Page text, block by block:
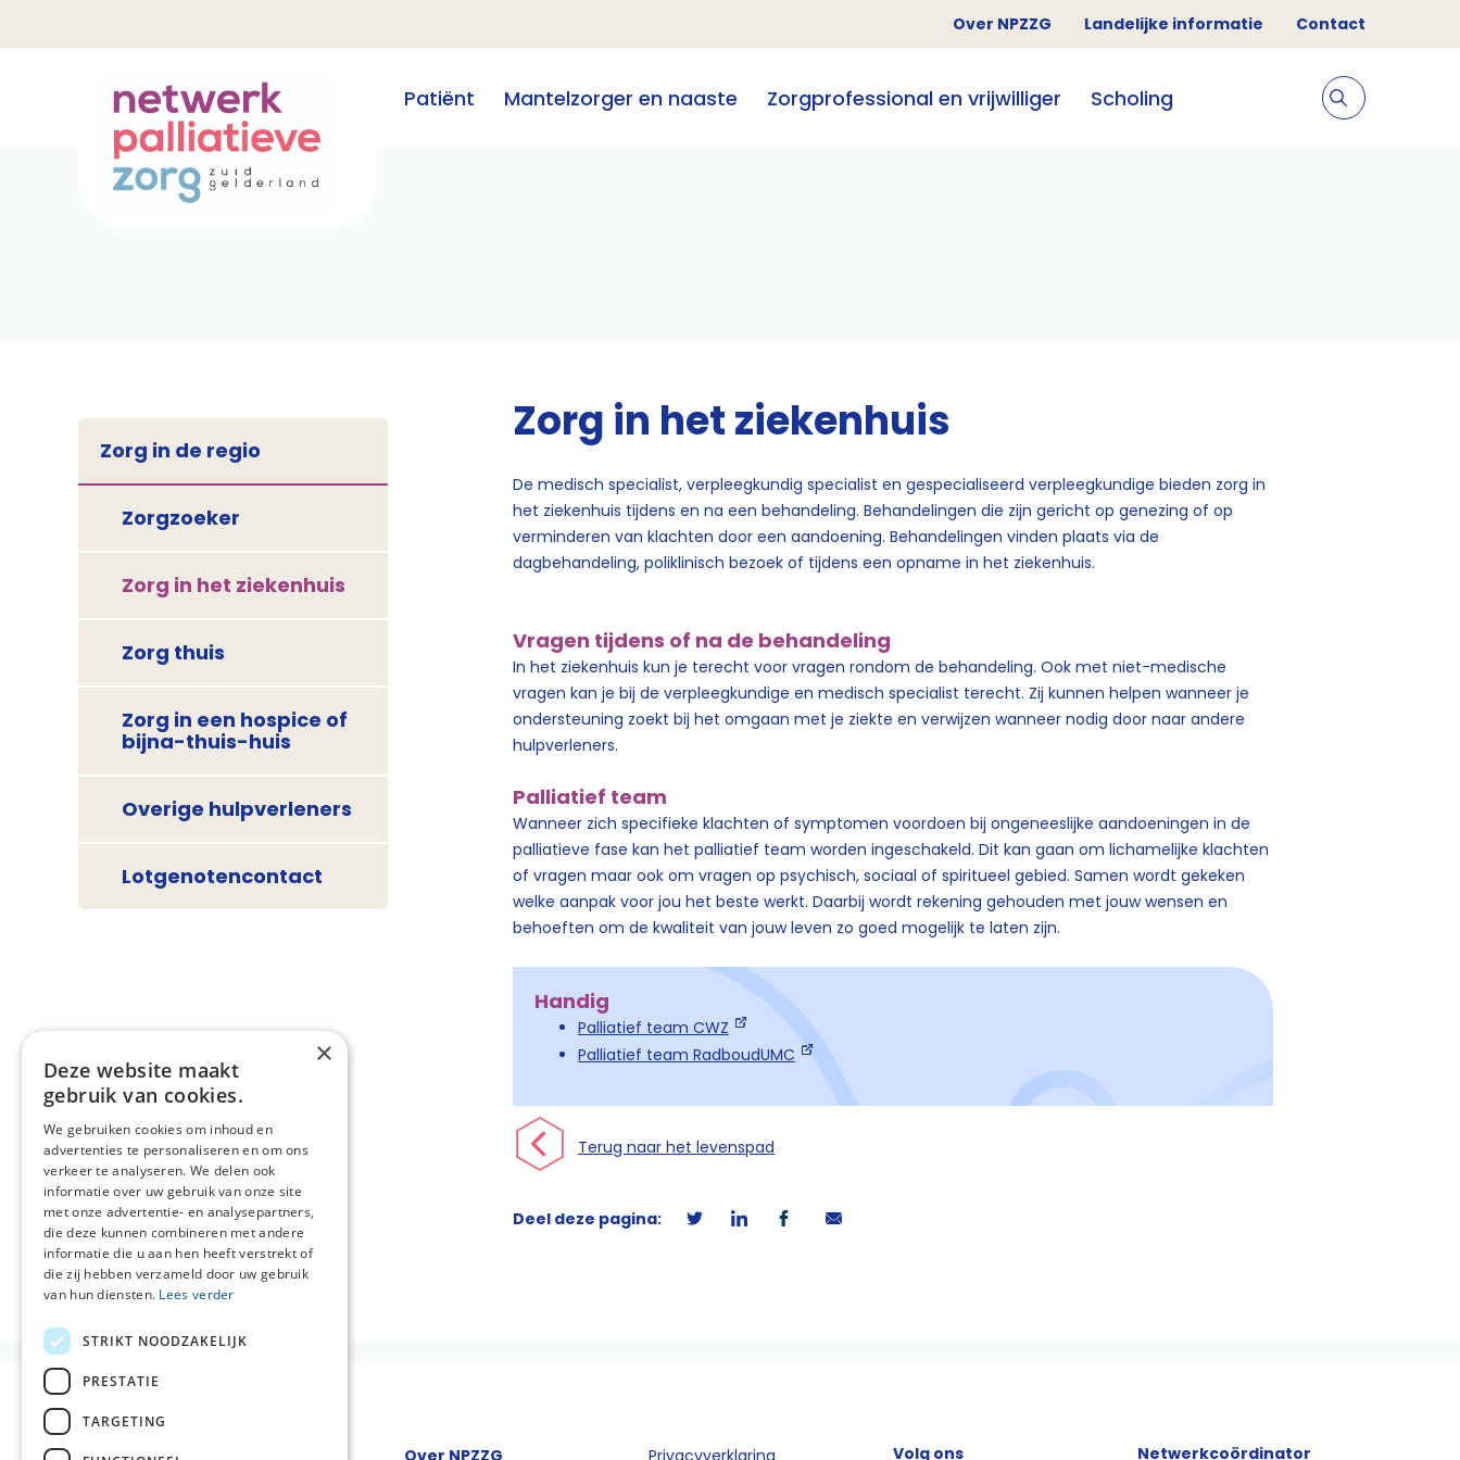
Over NPZZG Landelijke informatie Contact
Patiënt Mantelzorger en naaste Zorgprofessional en vrijwilliger Scholing
Zorg in de regio
Zorgzoeker
Zorg in het ziekenhuis
Zorg thuis
Zorg in een hospice of
bijna-thuis-huis
Overige hulpverleners
Lotgenotencontact
Zorg in het ziekenhuis
De medisch specialist, verpleegkundig specialist en gespecialiseerd verpleegkundige bieden zorg in
het ziekenhuis tijdens en na een behandeling. Behandelingen die zijn gericht op genezing of op
verminderen van klachten door een aandoening. Behandelingen vinden plaats via de
dagbehandeling, poliklinisch bezoek of tijdens een opname in het ziekenhuis.
Vragen tijdens of na de behandeling
In het ziekenhuis kun je terecht voor vragen rondom de behandeling. Ook met niet-medische
vragen kan je bij de verpleegkundige en medisch specialist terecht. Zij kunnen helpen wanneer je
ondersteuning zoekt bij het omgaan met je ziekte en verwijzen wanneer nodig door naar andere
hulpverleners.
Palliatief team
Wanneer zich specifieke klachten of symptomen voordoen bij ongeneeslijke aandoeningen in de
palliatieve fase kan het palliatief team worden ingeschakeld. Dit kan gaan om lichamelijke klachten
of vragen maar ook om vragen op psychisch, sociaal of spiritueel gebied. Samen wordt gekeken
welke aanpak voor jou het beste werkt. Daarbij wordt rekening gehouden met jouw wensen en
behoeften om de kwaliteit van jouw leven zo goed mogelijk te laten zijn.
Handig
Palliatief team CWZ
Palliatief team RadboudUMC
Terug naar het levenspad
Deel deze pagina:
Volg ons Netwerkcoördinator
×
Deze website maakt
gebruik van cookies.
We gebruiken cookies om inhoud en
advertenties te personaliseren en om ons
verkeer te analyseren. We delen ook
informatie over uw gebruik van onze site
met onze advertentie- en analysepartners,
die deze kunnen combineren met andere
informatie die u aan hen heeft verstrekt of
die zij hebben verzameld door uw gebruik
van hun diensten. Lees verder
STRIKT NOODZAKELIJK
PRESTATIE
TARGETING